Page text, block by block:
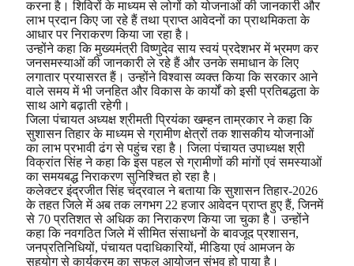
करना है। शिविरों के माध्यम से लोगों को योजनाओं की जानकारी और
लाभ प्रदान किए जा रहे हैं तथा प्राप्त आवेदनों का प्राथमिकता के
आधार पर निराकरण किया जा रहा है।
उन्होंने कहा कि मुख्यमंत्री विष्णुदेव साय स्वयं प्रदेशभर में भ्रमण कर
जनसमस्याओं की जानकारी ले रहे हैं और उनके समाधान के लिए
लगातार प्रयासरत हैं। उन्होंने विश्वास व्यक्त किया कि सरकार आने
वाले समय में भी जनहित और विकास के कार्यों को इसी प्रतिबद्धता के
साथ आगे बढ़ाती रहेगी।
जिला पंचायत अध्यक्ष श्रीमती प्रियंका खम्हन ताम्रकार ने कहा कि
सुशासन तिहार के माध्यम से ग्रामीण क्षेत्रों तक शासकीय योजनाओं
का लाभ प्रभावी ढंग से पहुंच रहा है। जिला पंचायत उपाध्यक्ष श्री
विक्रांत सिंह ने कहा कि इस पहल से ग्रामीणों की मांगों एवं समस्याओं
का समयबद्ध निराकरण सुनिश्चित हो रहा है।
कलेक्टर इंद्रजीत सिंह चंद्रवाल ने बताया कि सुशासन तिहार-2026
के तहत जिले में अब तक लगभग 22 हजार आवेदन प्राप्त हुए हैं, जिनमें
से 70 प्रतिशत से अधिक का निराकरण किया जा चुका है। उन्होंने
कहा कि नवगठित जिले में सीमित संसाधनों के बावजूद प्रशासन,
जनप्रतिनिधियों, पंचायत पदाधिकारियों, मीडिया एवं आमजन के
सहयोग से कार्यक्रम का सफल आयोजन संभव हो पाया है।